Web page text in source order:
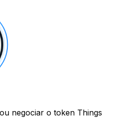
negociar o token Things